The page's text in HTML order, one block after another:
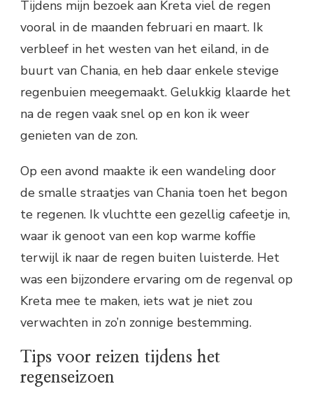
Tijdens mijn bezoek aan Kreta viel de regen
vooral in de maanden februari en maart. Ik
verbleef in het westen van het eiland, in de
buurt van Chania, en heb daar enkele stevige
regenbuien meegemaakt. Gelukkig klaarde het
na de regen vaak snel op en kon ik weer
genieten van de zon.
Op een avond maakte ik een wandeling door
de smalle straatjes van Chania toen het begon
te regenen. Ik vluchtte een gezellig cafeetje in,
waar ik genoot van een kop warme koffie
terwijl ik naar de regen buiten luisterde. Het
was een bijzondere ervaring om de regenval op
Kreta mee te maken, iets wat je niet zou
verwachten in zo’n zonnige bestemming.
Tips voor reizen tijdens het
regenseizoen